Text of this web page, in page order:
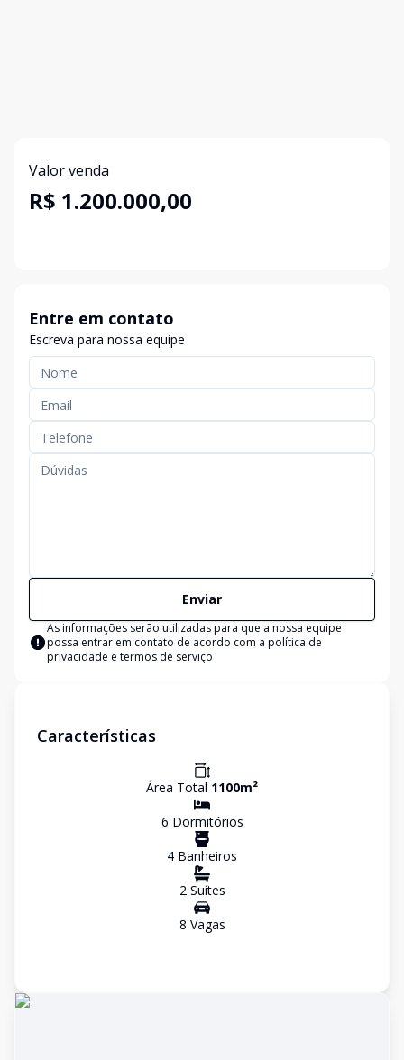
Valor venda
R$ 1.200.000,00
Entre em contato
Escreva para nossa equipe
Enviar
As informações serão utilizadas para que a nossa equipe
possa entrar em contato de acordo com a política de
privacidade e termos de serviço
Características
Área Total 1100m²
6 Dormitórios
4 Banheiros
2Suítes
8 Vagas